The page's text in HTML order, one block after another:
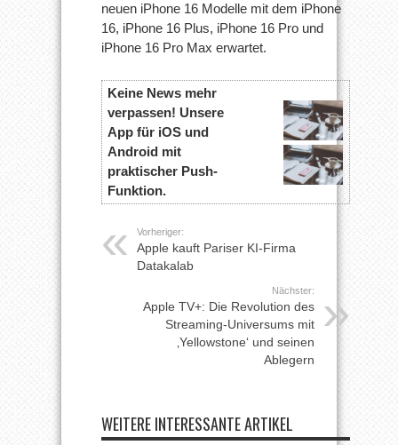
neuen iPhone 16 Modelle mit dem iPhone
16, iPhone 16 Plus, iPhone 16 Pro und
iPhone 16 Pro Max erwartet.
Keine News mehr
verpassen! Unsere
App für iOS und
Android mit
praktischer Push-
Funktion.
Vorheriger:
Apple kauft Pariser KI-Firma
Datakalab
Nächster:
Apple TV+: Die Revolution des
Streaming-Universums mit
‚Yellowstone‘ und seinen
Ablegern
WEITERE INTERESSANTE ARTIKEL